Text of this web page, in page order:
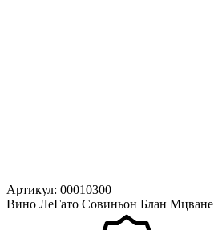
Артикул: 00010300
Вино ЛеГато Совиньон Блан Мцване